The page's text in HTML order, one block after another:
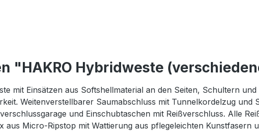
"HAKRO Hybridweste
mit Einsätzen aus Softshellmaterial an den Seiten, Schultern
Weitenverstellbarer Saumabschluss mit Tunnelkordelzug
und Einschubtaschen mit Reißverschluss. Alle
aus Micro-Ripstop mit Wattierung aus pflegeleichten Kunstfasern